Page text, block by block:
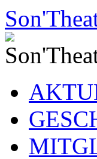
Zum
Inhalt
springen